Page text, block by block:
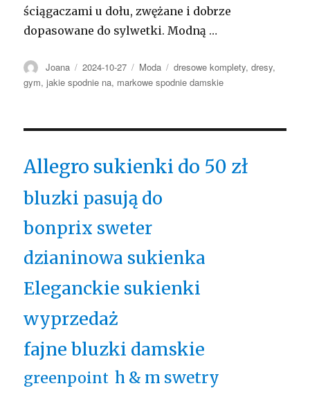
ściągaczami u dołu, zwężane i dobrze
dopasowane do sylwetki. Modną …
Autor
Joana Opublikowano
2024-10-27 Kategorie
Moda Tagi
dresowe komplety,dresy,
gym,jakie spodnie na, markowe spodnie damskie
Allegro sukienki do 50 zł
bluzki pasują do
bonprix sweter
dzianinowa sukienka
Eleganckie sukienki
wyprzedaż
fajne bluzki damskie
greenpoint h & m swetry